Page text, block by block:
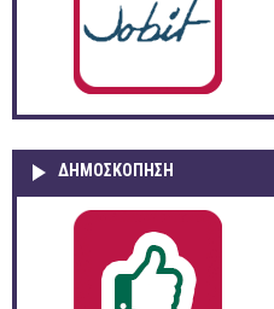
ΔΗΜΟΣΚΌΠΗΣΗ